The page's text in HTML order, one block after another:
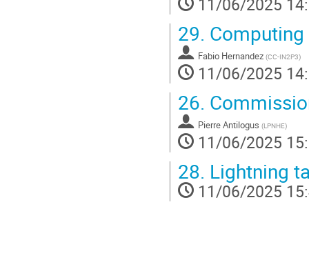
11/06/2025
29. Computing
Fabio Hernandez (CC-IN2P3)
11/06/2025
26.
Pierre Antilogus (LPNHE)
11/06/2025
28. Lightning
11/06/2025